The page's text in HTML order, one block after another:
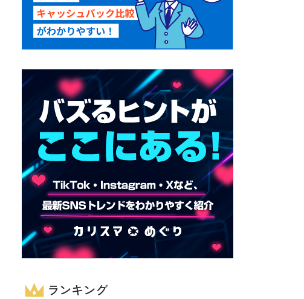
ランキング